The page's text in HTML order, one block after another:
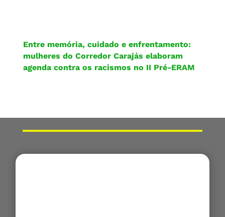
Entre memória, cuidado e enfrentamento:
mulheres do Corredor Carajás elaboram
agenda contra os racismos no II Pré-ERAM